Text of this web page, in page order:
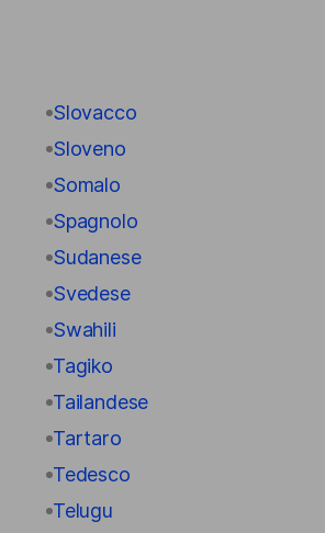
Slovacco
Sloveno
Somalo
Spagnolo
Sudanese
Svedese
Swahili
Tagiko
Tailandese
Tartaro
Tedesco
Telugu